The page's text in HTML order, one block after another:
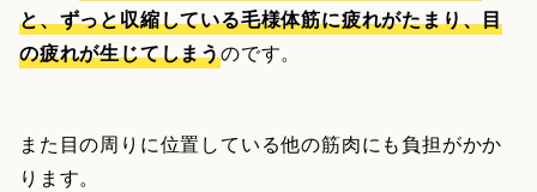
と、ずっと収縮している毛様体筋に疲れがたまり、目
の疲れが生じてしまうのです。
また目の周りに位置している他の筋肉にも負担がかか
ります。